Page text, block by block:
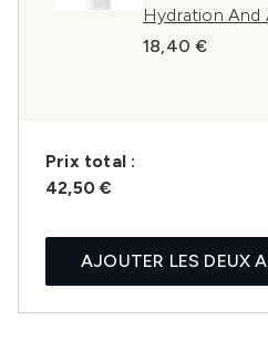
Hydration
18,40 €
Prix ​​total :
42,50 €
AJOUTER LES DEUX